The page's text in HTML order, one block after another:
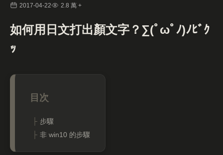
2017-04-22 2.8 萬 +
如何用日文打出顏文字？∑(ﾟωﾟﾉ)ﾉﾋﾞｸ
ｯ
步驟
非 win10 的步驟